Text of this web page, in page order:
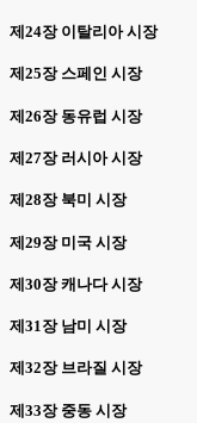
제24장 이탈리아 시장
제25장 스페인 시장
제26장 동유럽 시장
제27장 러시아 시장
제28장 북미 시장
제29장 미국 시장
제30장 캐나다 시장
제31장 남미 시장
제32장 브라질 시장
제33장 중동 시장